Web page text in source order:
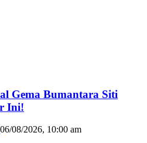
Gema Bumantara Siti
Ini!
06/08/2026, 10:00 am